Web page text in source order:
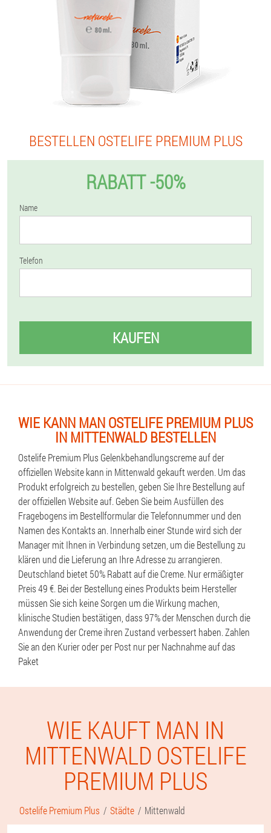
BESTELLEN OSTELIFE PREMIUM PLUS
RABATT -50%
Name
Telefon
KAUFEN
WIE KANN MAN OSTELIFE PREMIUM PLUS
IN MITTENWALD BESTELLEN
Ostelife Premium Plus Gelenkbehandlungscreme auf der
offiziellen Website kann in Mittenwald gekauft werden. Um das
Produkt erfolgreich zu bestellen, geben Sie Ihre Bestellung auf
der offiziellen Website auf. Geben Sie beim Ausfüllen des
Fragebogens im Bestellformular die Telefonnummer und den
Namen des Kontakts an. Innerhalb einer Stunde wird sich der
Manager mit Ihnen in Verbindung setzen, um die Bestellung zu
klären und die Lieferung an Ihre Adresse zu arrangieren.
Deutschland bietet 50% Rabatt auf die Creme. Nur ermäßigter
Preis 49 €. Bei der Bestellung eines Produkts beim Hersteller
müssen Sie sich keine Sorgen um die Wirkung machen,
klinische Studien bestätigen, dass 97% der Menschen durch die
Anwendung der Creme ihren Zustand verbessert haben. Zahlen
Sie an den Kurier oder per Post nur per Nachnahme auf das
Paket
WIE KAUFT MAN IN
MITTENWALD OSTELIFE
PREMIUM PLUS
Ostelife Premium Plus Städte Mittenwald